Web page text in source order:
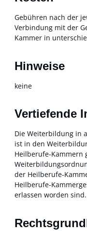
Gebühren nach der
Verbindung mit der
Kammer in
Hinweise
keine
Vertiefende
Die Weiterbildung in
ist in den
Heilberufe-Kammern
der Heilberufe-
Heilberufe-
erlassen worden sind.